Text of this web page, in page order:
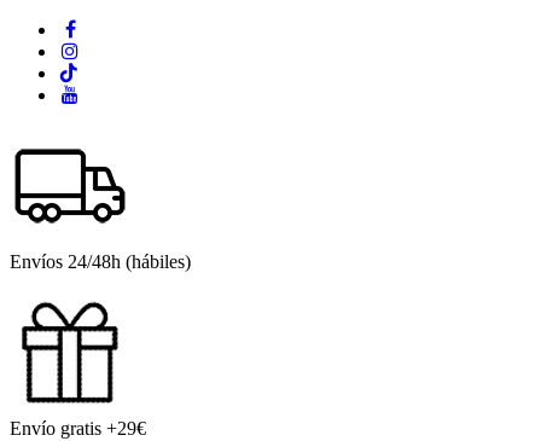
Envíos 24/48h (hábiles)
Envío gratis +29€